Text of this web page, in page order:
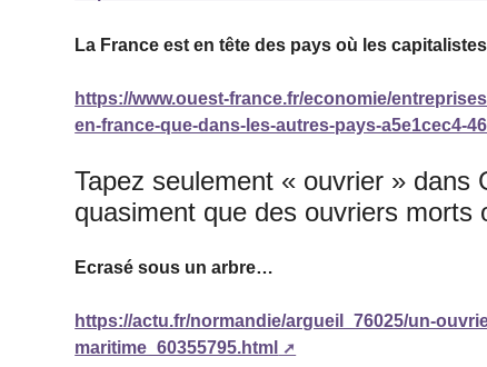
La France est en tête des pays où les
https://www.ouest-france.fr/economie/
en-france-que-dans-les-autres-pays-a5e1cec4-
Tapez seulement « ouvrier » dans
quasiment que des ouvriers
Ecrasé sous un arbre…
https://actu.fr/normandie/argueil_76025/un-
maritime_60355795.html